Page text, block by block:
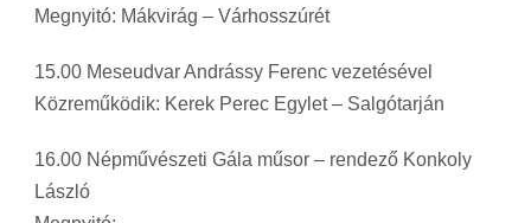
Megnyitó: Mákvirág – Várhosszúrét
15.00 Meseudvar Andrássy Ferenc vezetésével
Közreműködik: Kerek Perec Egylet – Salgótarján
16.00 Népművészeti Gála műsor – rendező Konkoly
László